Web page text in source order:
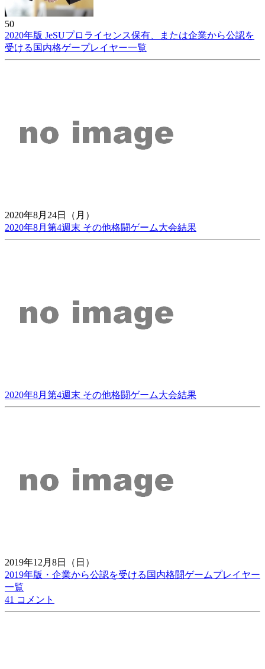
50
2020年版 JeSUプロライセンス保有、または企業から公認を
受ける国内格ゲープレイヤー一覧
2020年8月24日（月）
2020年8月第4週末 その他格闘ゲーム大会結果
2020年8月第4週末 その他格闘ゲーム大会結果
2019年12月8日（日）
2019年版・企業から公認を受ける国内格闘ゲームプレイヤー
一覧
41 コメント